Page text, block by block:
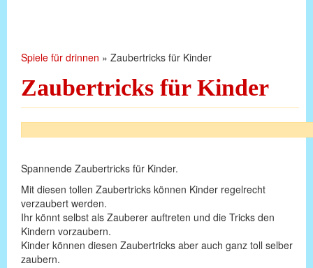
Spiele für drinnen » Zaubertricks für Kinder
Zaubertricks für Kinder
Spannende Zaubertricks für Kinder.
Mit diesen tollen Zaubertricks können Kinder regelrecht
verzaubert werden.
Ihr könnt selbst als Zauberer auftreten und die Tricks den
Kindern vorzaubern.
Kinder können diesen Zaubertricks aber auch ganz toll selber
zaubern.